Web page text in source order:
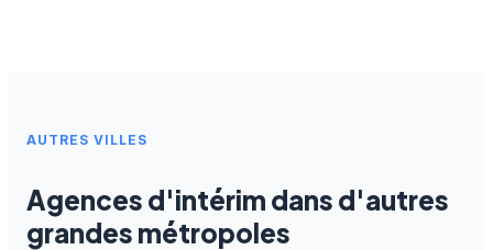
AUTRES VILLES
Agences d'intérim dans d'autres
grandes métropoles